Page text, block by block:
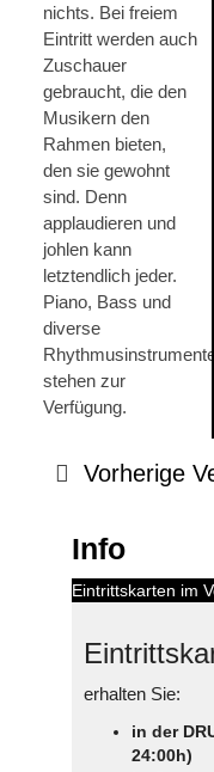
nichts. Bei freiem
Eintritt werden auch
Zuschauer
gebraucht, die den
Musikern den
Rahmen bieten,
den sie gewohnt
sind. Denn
applaudieren und
johlen kann
letztendlich jeder.
Piano, Bass und
diverse
Rhythmusinstrumente
stehen zur
Verfügung.
Vorherige
Info
Eintrittskarten im
erhalten Sie:
in der
24:00h)